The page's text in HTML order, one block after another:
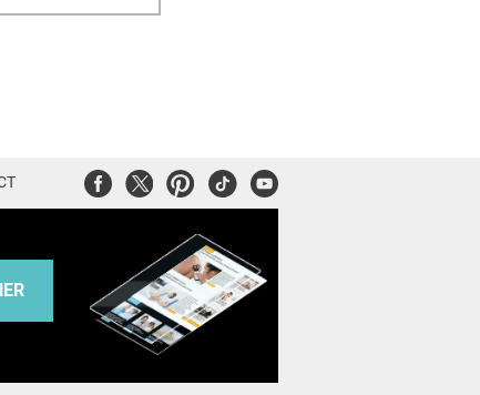
FacebookTwitterPinterest
TiktokYoutube